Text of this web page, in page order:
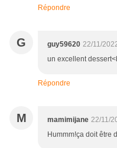
Répondre
G guy59620 22/11/
un excellent
Répondre
M mamimijane 22/11/
Hummm!ça doit être